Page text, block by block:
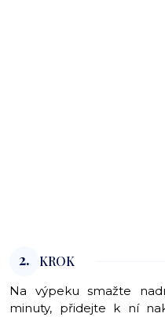
2. KROK
Na výpeku smažte
minuty, přidejte k ní